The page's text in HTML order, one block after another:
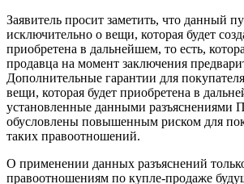
Заявитель просит заметить, что данный
исключительно о вещи, которая будет
приобретена в дальнейшем, то есть,
продавца на момент заключения
Дополнительные гарантии для
вещи, которая будет приобретена в
установленные данными
обусловлены повышенным риском для
таких правоотношений.
О применении данных разъяснений
правоотношениям по купле-продаже